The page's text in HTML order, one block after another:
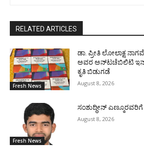
RELATED ARTICLES
Fresh News
ಡಾ. ಪ್ರೀತಿ ಲೋಲಾಕ್ಷ
ಅವರ ಅನ್‌ಟಚೆಬಿಲಿಟಿ ಇನ್
ಕೃತಿ ಬಿಡುಗಡೆ
August 8, 2026
Fresh News
ಸಂಶುದ್ಧೀನ್ ಎಣ್ಮೂರವರಿಗೆ
August 8, 2026